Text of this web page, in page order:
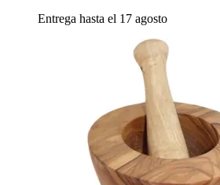
Entrega hasta el 17 agosto